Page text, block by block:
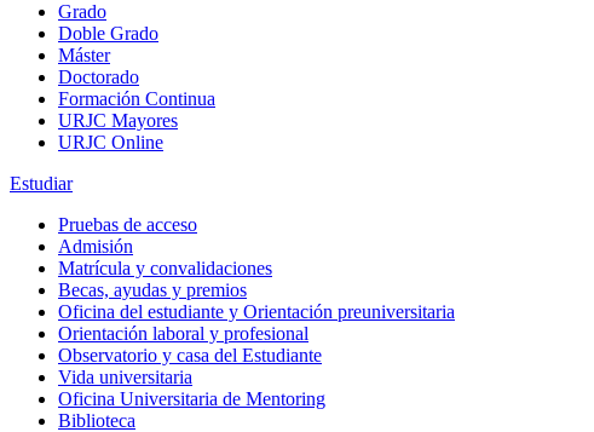
Grado
Doble Grado
Máster
Doctorado
Formación Continua
URJC Mayores
URJC Online
Estudiar
Pruebas de acceso
Admisión
Matrícula y convalidaciones
Becas, ayudas y premios
Oficina del estudiante y Orientación preuniversitaria
Orientación laboral y profesional
Observatorio y casa del Estudiante
Vida universitaria
Oficina Universitaria de Mentoring
Biblioteca